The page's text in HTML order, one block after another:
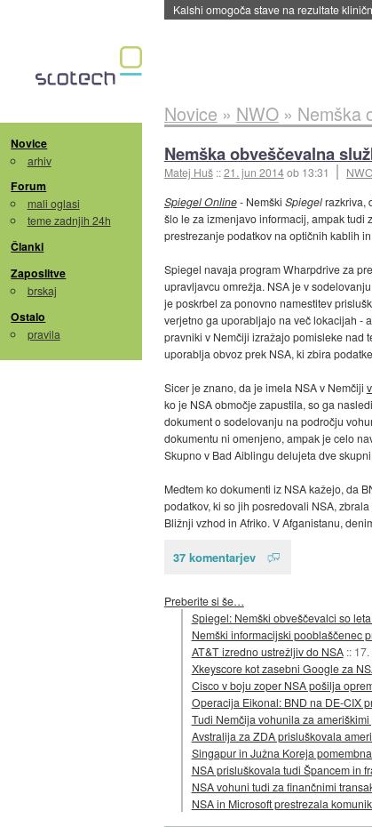
Sandisk že prodal več kot polovico
Novice
arhiv
Forum
mali oglasi
teme zadnjih 24h
Članki
Zaposlitve
brskaj
Ostalo
pravila
Novice » NWO» Nemška
Nemška obveščevalna
Matej Huš ::21. jun 2014ob 13:31
NWO
Spiegel Online- Nemški Spiegelrazkriva,
šlo le za izmenjavo informacij, ampak
prestrezanje podatkov na optičnih kablih
Spiegel navaja program Wharpdrive za
upravljavcu omrežja. NSA je v
je poskrbel za ponovno namestitev
verjetno ga uporabljajo na več lokacijah -
pravniki v Nemčiji izražajo pomisleke nad
uporablja obvoz prek NSA, ki zbira
Sicer je znano, da je imela NSA v Nemčiji
ko je NSA območje zapustila, so ga
dokument o sodelovanju na področju
dokumentu ni omenjeno, ampak je celo
Skupno v Bad Aiblingu delujeta dve
Medtem ko dokumenti iz NSA kažejo, da
podatkov, ki so jih posredovali NSA,
Bližnji vzhod in Afriko. V Afganistanu,
37 komentarjev
Preberite si še…
Spiegel: Nemški obveščevalci so
Nemški informacijski pooblaščenec
AT&T izredno ustrežljiv do NSA ::
Xkeyscore kot zasebni Google za
Cisco v boju zoper NSA pošilja
Operacija Eikonal: BND na DE-CIX
Tudi Nemčija vohunila za ameriškimi
Avstralija za ZDA prisluškovala
Singapur in Južna Koreja
NSA prisluškovala tudi Špancem in
NSA vohuni tudi za finančnimi
NSA in Microsoft prestrezala